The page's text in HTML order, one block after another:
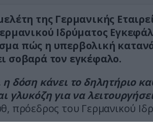
της Γερμανικής
Ιδρύματος
πώς η υπερβολική
σοβαρά τον εγκέφαλο.
δόση κάνει το δηλητήριο
γλυκόζη για να
πρόεδρος του Γερμανικού